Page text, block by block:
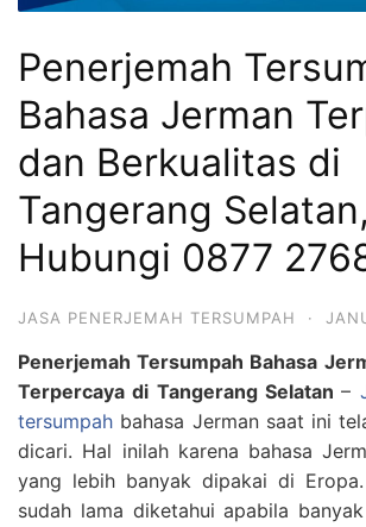
Penerjemah
Bahasa Jerman
dan Berkualitas di
Tangerang Selatan,
Hubungi 0877
JASA PENERJEMAH TERSUMPAH ·
Penerjemah Tersumpah Bahasa
Terpercaya di Tangerang Selatan–
tersumpah bahasa Jerman saat ini
dicari. Hal inilah karena bahasa
yang lebih banyak dipakai di
sudah lama diketahui apabila